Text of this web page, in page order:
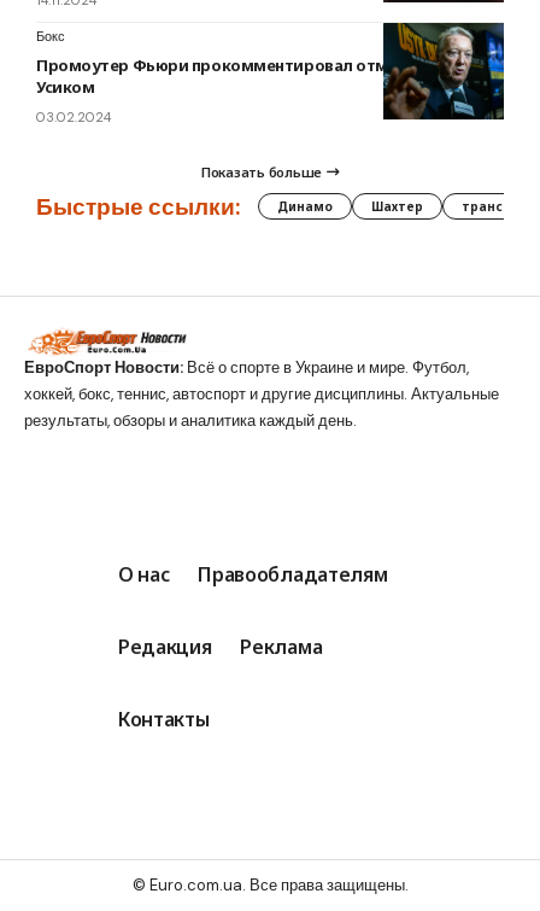
Бокс
Промоутер Фьюри прокомментировал отмену боя с
Усиком
03.02.2024
Показать больше
Быстрые ссылки: Динамо Шахтер трансферы
ЕвроСпорт Новости: Всё о спорте в Украине и мире. Футбол,
хоккей, бокс, теннис, автоспорт и другие дисциплины. Актуальные
результаты, обзоры и аналитика каждый день.
О нас Правообладателям
Редакция Реклама
Контакты
© Euro.com.ua. Все права защищены.